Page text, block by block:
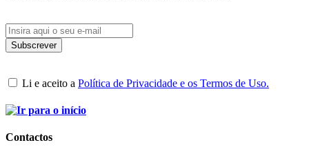
Li e aceito a Política de Privacidade e os Termos de Uso.
Contactos